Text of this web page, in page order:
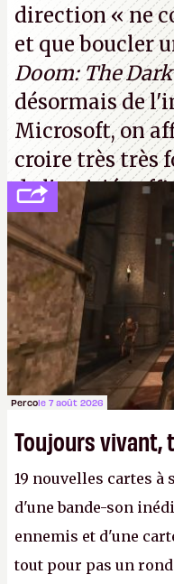
direction« ne
et que boucler
Doom: The
désormais de
Microsoft, on
croire très très
de l'amitié
Percole 7 août 2026
Toujours vivant,
19 nouvelles cartes à
d'une bande-son
ennemis et d'une
tout pour pas un